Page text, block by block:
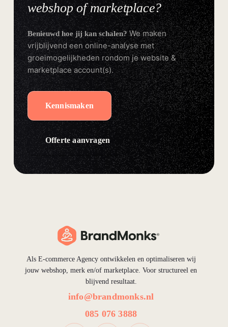
webshop of marketplace?
Benieuwd hoe jij kan schalen?We maken
vrijblijvend een online-analyse met
groeimogelijkheden rondom je website &
marketplace account(s).
Kennismaken
Offerte aanvragen
Als E-commerce Agency ontwikkelen en optimaliseren wij
jouw webshop, merk en/of marketplace. Voor structureel en
blijvend resultaat.
info@brandmonks.nl
085 076 3888